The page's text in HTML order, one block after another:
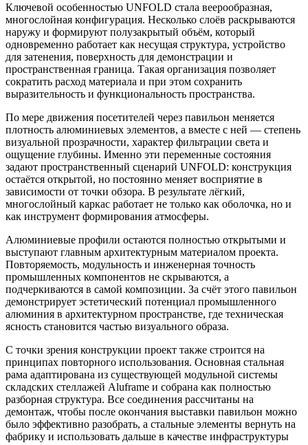
Ключевой особенностью UNFOLD стала веерообразная,
многослойная конфигурация. Несколько слоёв раскрываются
наружу и формируют полузакрытый объём, который
одновременно работает как несущая структура, устройство
для затенения, поверхность для демонстрации и
пространственная граница. Такая организация позволяет
сократить расход материала и при этом сохранить
выразительность и функциональность пространства.
По мере движения посетителей через павильон меняется
плотность алюминиевых элементов, а вместе с ней — степень
визуальной прозрачности, характер фильтрации света и
ощущение глубины. Именно эти переменные состояния
задают пространственный сценарий UNFOLD: конструкция
остаётся открытой, но постоянно меняет восприятие в
зависимости от точки обзора. В результате лёгкий,
многослойный каркас работает не только как оболочка, но и
как инструмент формирования атмосферы.
Алюминиевые профили остаются полностью открытыми и
выступают главным архитектурным материалом проекта.
Повторяемость, модульность и инженерная точность
промышленных компонентов не скрываются, а
подчеркиваются в самой композиции. За счёт этого павильон
демонстрирует эстетический потенциал промышленного
алюминия в архитектурном пространстве, где техническая
ясность становится частью визуального образа.
С точки зрения конструкции проект также строится на
принципах повторного использования. Основная стальная
рама адаптирована из существующей модульной системы
складских стеллажей Aluframe и собрана как полностью
разборная структура. Все соединения рассчитаны на
демонтаж, чтобы после окончания выставки павильон можно
было эффективно разобрать, а стальные элементы вернуть на
фабрику и использовать дальше в качестве инфраструктуры